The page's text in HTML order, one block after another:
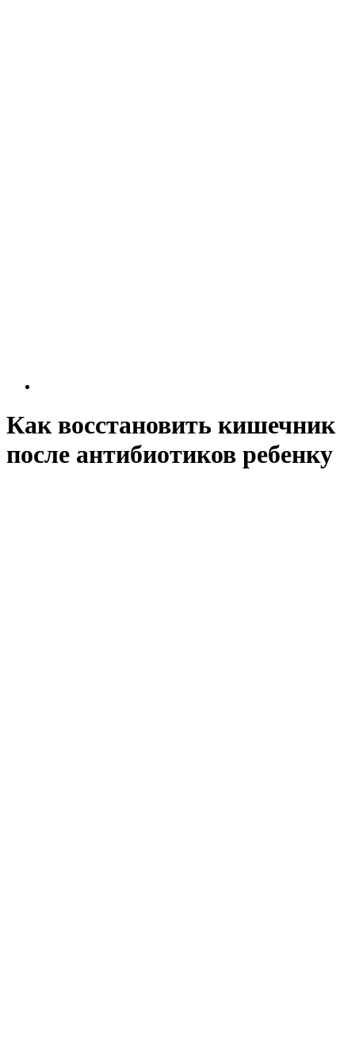
Как восстановить кишечник
после антибиотиков ребенку